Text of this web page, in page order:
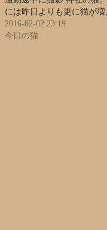
には昨日よりも更に猫が
2016-02-02 23:19
今日の猫